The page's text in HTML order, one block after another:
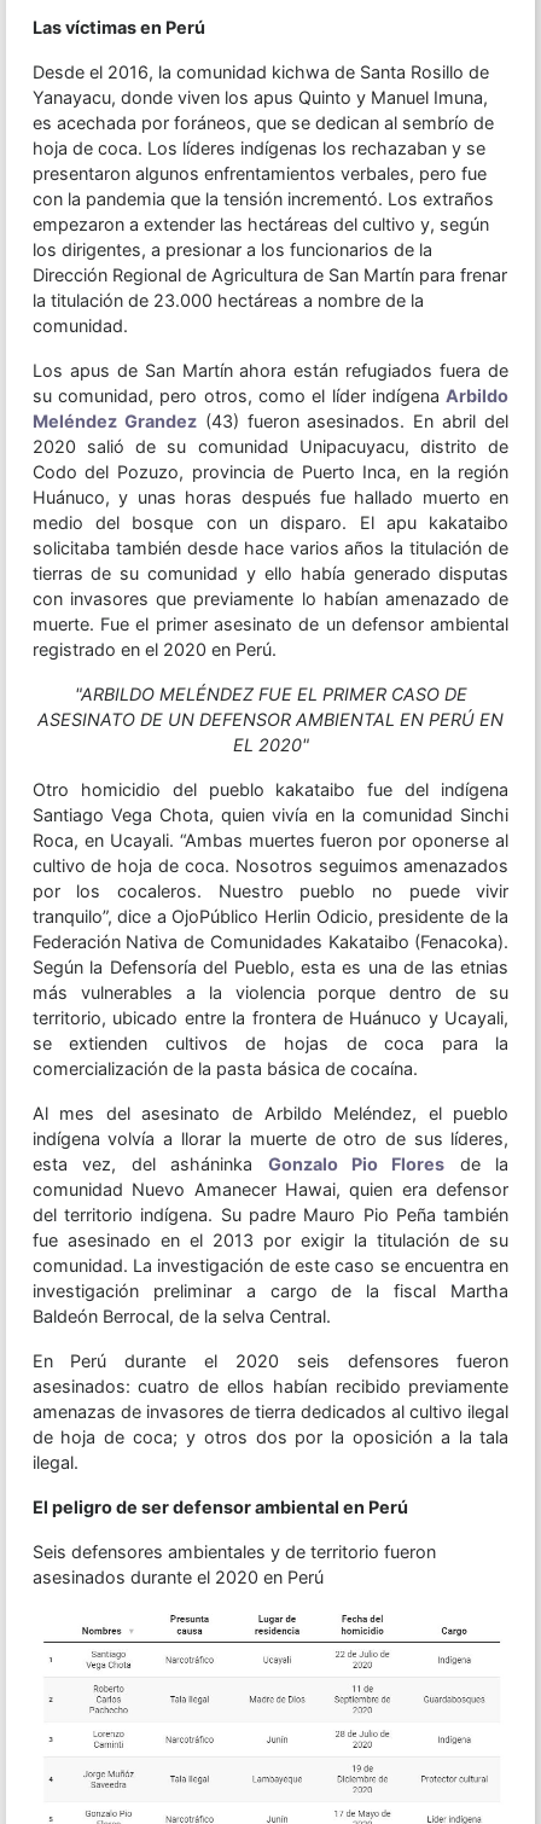
Las víctimas en Perú
Desde el 2016, la comunidad kichwa de Santa Rosillo de
Yanayacu, donde viven los apus Quinto y Manuel Imuna,
es acechada por foráneos, que se dedican al sembrío de
hoja de coca. Los líderes indígenas los rechazaban y se
presentaron algunos enfrentamientos verbales, pero fue
con la pandemia que la tensión incrementó. Los extraños
empezaron a extender las hectáreas del cultivo y, según
los dirigentes, a presionar a los funcionarios de la
Dirección Regional de Agricultura de San Martín para frenar
la titulación de 23.000 hectáreas a nombre de la
comunidad.
Los apus de San Martín ahora están refugiados fuera de
su comunidad, pero otros, como el líder indígenaArbildo
Meléndez Grandez(43) fueron asesinados. En abril del
2020 salió de su comunidad Unipacuyacu, distrito de
Codo del Pozuzo, provincia de Puerto Inca, en la región
Huánuco, y unas horas después fue hallado muerto en
medio del bosque con un disparo. El apu kakataibo
solicitaba también desde hace varios años la titulación de
tierras de su comunidad y ello había generado disputas
con invasores que previamente lo habían amenazado de
muerte. Fue el primer asesinato de un defensor ambiental
registrado en el 2020 en Perú.
"ARBILDO MELÉNDEZ FUE EL PRIMER CASO DE
ASESINATO DE UN DEFENSOR AMBIENTAL EN PERÚ EN
EL 2020"
Otro homicidio del pueblo kakataibo fue del indígena
Santiago Vega Chota, quien vivía en la comunidad Sinchi
Roca, en Ucayali. “Ambas muertes fueron por oponerse al
cultivo de hoja de coca. Nosotros seguimos amenazados
por los cocaleros. Nuestro pueblo no puede vivir
tranquilo”, dice a OjoPúblico Herlin Odicio, presidente de la
Federación Nativa de Comunidades Kakataibo (Fenacoka).
Según la Defensoría del Pueblo, esta es una de las etnias
más vulnerables a la violencia porque dentro de su
territorio, ubicado entre la frontera de Huánuco y Ucayali,
se extienden cultivos de hojas de coca para la
comercialización de la pasta básica de cocaína.
Al mes del asesinato de Arbildo Meléndez, el pueblo
indígena volvía a llorar la muerte de otro de sus líderes,
esta vez, del asháninka Gonzalo Pio Flores de la
comunidad Nuevo Amanecer Hawai, quien era defensor
del territorio indígena. Su padre Mauro Pio Peña también
fue asesinado en el 2013 por exigir la titulación de su
comunidad. La investigación de este caso se encuentra en
investigación preliminar a cargo de la fiscal Martha
Baldeón Berrocal, de la selva Central.
En Perú durante el 2020 seis defensores fueron
asesinados: cuatro de ellos habían recibido previamente
amenazas de invasores de tierra dedicados al cultivo ilegal
de hoja de coca; y otros dos por la oposición a la tala
ilegal.
El peligro de ser defensor ambiental en Perú
Seis defensores ambientales y de territorio fueron
asesinados durante el 2020 en Perú